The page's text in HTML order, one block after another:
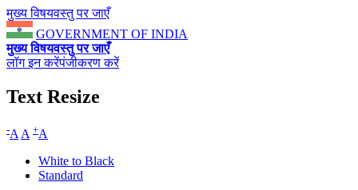
मुख्य विषयवस्तु पर जाएँ
GOVERNMENT OF INDIA
मुख्य विषयवस्तु पर जाएँ
लॉग इन करेंपंजीकरण करें
Text Resize
-A A +A
White to Black
Standard